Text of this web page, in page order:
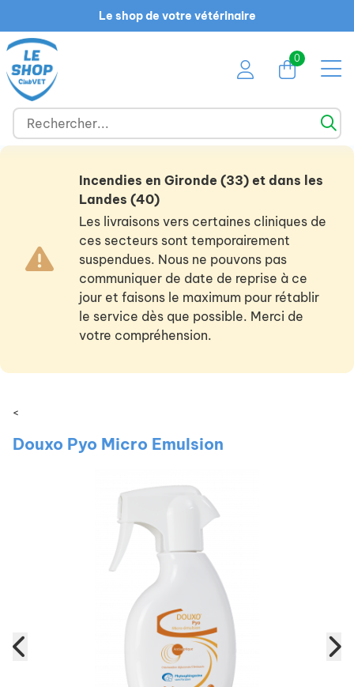
Le shop de votre vétérinaire
0
Incendies en Gironde (33) et dans les
Landes (40)
Les livraisons vers certaines cliniques de
ces secteurs sont temporairement
suspendues. Nous ne pouvons pas
communiquer de date de reprise à ce
jour et faisons le maximum pour rétablir
le service dès que possible. Merci de
votre compréhension.
<
Douxo Pyo Micro Emulsion